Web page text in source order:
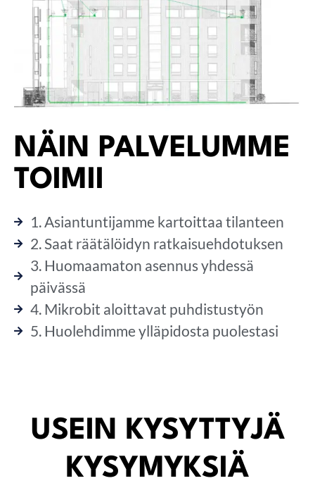
NÄIN PALVELUMME
TOIMII
1. Asiantuntijamme kartoittaa tilanteen
2. Saat räätälöidyn ratkaisuehdotuksen
3. Huomaamaton asennus yhdessä
päivässä
4. Mikrobit aloittavat puhdistustyön
5. Huolehdimme ylläpidosta puolestasi
USEIN KYSYTTYJÄ
KYSYMYKSIÄ